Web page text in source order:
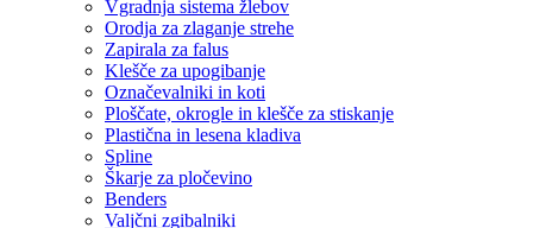
Vgradnja sistema žlebov
Orodja za zlaganje strehe
Zapirala za falus
Klešče za upogibanje
Označevalniki in koti
Ploščate, okrogle in klešče za stiskanje
Plastična in lesena kladiva
Spline
Škarje za pločevino
Benders
Valjčni zgibalniki